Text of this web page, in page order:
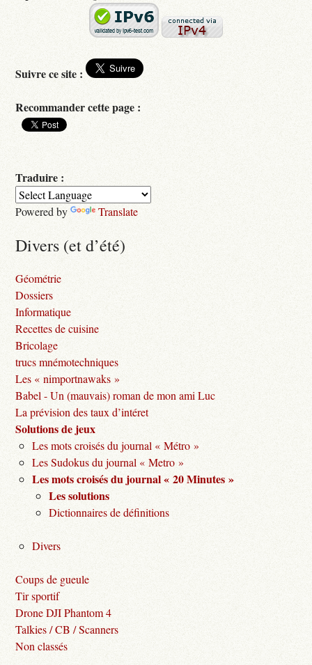
Suivre ce site :
Recommander cette page :
Traduire :
Powered by Translate
Divers (et d’été)
Géométrie
Dossiers
Informatique
Recettes de cuisine
Bricolage
trucs mnémotechniques
Les « nimportnawaks »
Babel - Un (mauvais) roman de mon ami Luc
La prévision des taux d’intéret
Solutions de jeux
Les mots croisés du journal « Métro »
Les Sudokus du journal « Metro »
Les mots croisés du journal « 20 Minutes »
Les solutions
Dictionnaires de définitions
Divers
Coups de gueule
Tir sportif
Drone DJI Phantom 4
Talkies / CB / Scanners
Non classés